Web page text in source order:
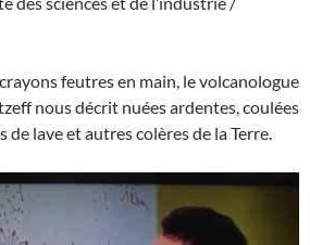
feutres en main, le volcanologue
nous décrit nuées ardentes, coulées
lave et autres colères de la Terre.